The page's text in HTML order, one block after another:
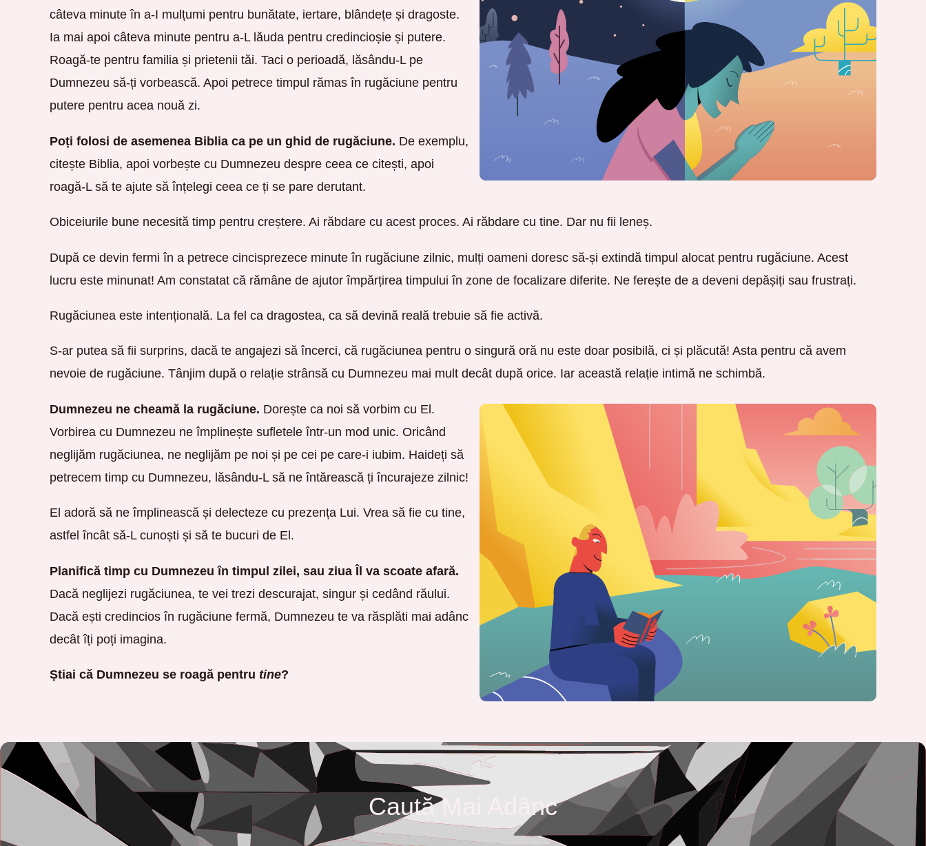
câteva minute în a-I mulțumi pentru bunătate, iertare, blândețe și dragoste.
Ia mai apoi câteva minute pentru a-L lăuda pentru credincioșie și putere.
Roagă-te pentru familia și prietenii tăi. Taci o perioadă, lăsându-L pe
Dumnezeu să-ți vorbească. Apoi petrece timpul rămas în rugăciune pentru
putere pentru acea nouă zi.
Poți folosi de asemenea Biblia ca pe un ghid de rugăciune. De exemplu,
citește Biblia, apoi vorbește cu Dumnezeu despre ceea ce citești, apoi
roagă-L să te ajute să înțelegi ceea ce ți se pare derutant.
Obiceiurile bune necesită timp pentru creștere. Ai răbdare cu acest proces. Ai răbdare cu tine. Dar nu fii leneș.
După ce devin fermi în a petrece cincisprezece minute în rugăciune zilnic, mulți oameni doresc să-și extindă timpul alocat pentru rugăciune. Acest
lucru este minunat! Am constatat că rămâne de ajutor împărțirea timpului în zone de focalizare diferite. Ne ferește de a deveni depășiți sau frustrați.
Rugăciunea este intențională. La fel ca dragostea, ca să devină reală trebuie să fie activă.
S-ar putea să fii surprins, dacă te angajezi să încerci, că rugăciunea pentru o singură oră nu este doar posibilă, ci și plăcută! Asta pentru că avem
nevoie de rugăciune. Tânjim după o relație strânsă cu Dumnezeu mai mult decât după orice. Iar această relație intimă ne schimbă.
Dumnezeu ne cheamă la rugăciune. Dorește ca noi să vorbim cu El.
Vorbirea cu Dumnezeu ne împlinește sufletele într-un mod unic. Oricând
neglijăm rugăciunea, ne neglijăm pe noi și pe cei pe care-i iubim. Haideți să
petrecem timp cu Dumnezeu, lăsându-L să ne întărească ți încurajeze zilnic!
El adoră să ne împlinească și delecteze cu prezența Lui. Vrea să fie cu tine,
astfel încât să-L cunoști și să te bucuri de El.
Planifică timp cu Dumnezeu în timpul zilei, sau ziua Îl va scoate afară.
Dacă neglijezi rugăciunea, te vei trezi descurajat, singur și cedând răului.
Dacă ești credincios în rugăciune fermă, Dumnezeu te va răsplăti mai adânc
decât îți poți imagina.
Știai că Dumnezeu se roagă pentru tine?
Caută Mai Adânc